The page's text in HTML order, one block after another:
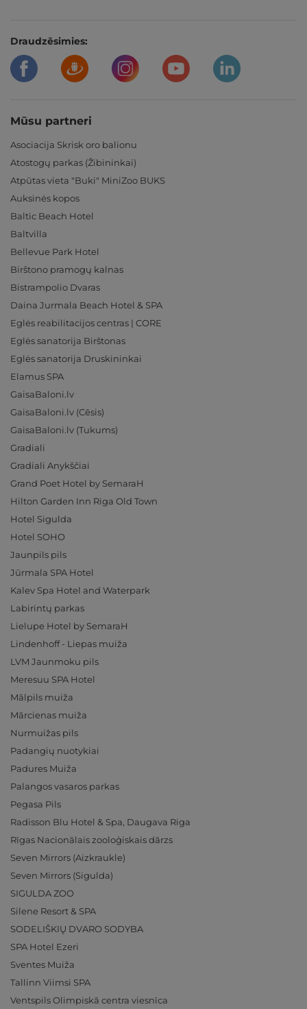
Draudzēsimies:
Mūsu partneri
Asociacija Skrisk oro balionu
Atostogų parkas (Žibininkai)
Atpūtas vieta "Buki" MiniZoo BUKS
Auksinės kopos
Baltic Beach Hotel
Baltvilla
Bellevue Park Hotel
Birštono pramogų kalnas
Bistrampolio Dvaras
Daina Jurmala Beach Hotel & SPA
Eglės reabilitacijos centras | CORE
Eglės sanatorija Birštonas
Eglės sanatorija Druskininkai
Elamus SPA
GaisaBaloni.lv
GaisaBaloni.lv (Cēsis)
GaisaBaloni.lv (Tukums)
Gradiali
Gradiali Anykščiai
Grand Poet Hotel by SemaraH
Hilton Garden Inn Riga Old Town
Hotel Sigulda
Hotel SOHO
Jaunpils pils
Jūrmala SPA Hotel
Kalev Spa Hotel and Waterpark
Labirintų parkas
Lielupe Hotel by SemaraH
Lindenhoff - Liepas muiža
LVM Jaunmoku pils
Meresuu SPA Hotel
Mālpils muiža
Mārcienas muiža
Nurmuižas pils
Padangių nuotykiai
Padures Muiža
Palangos vasaros parkas
Pegasa Pils
Radisson Blu Hotel & Spa, Daugava Riga
Rīgas Nacionālais zooloģiskais dārzs
Seven Mirrors (Aizkraukle)
Seven Mirrors (Sigulda)
SIGULDA ZOO
Silene Resort & SPA
SODELIŠKIŲ DVARO SODYBA
SPA Hotel Ezeri
Sventes Muiža
Tallinn Viimsi SPA
Ventspils Olimpiskā centra viesnīca